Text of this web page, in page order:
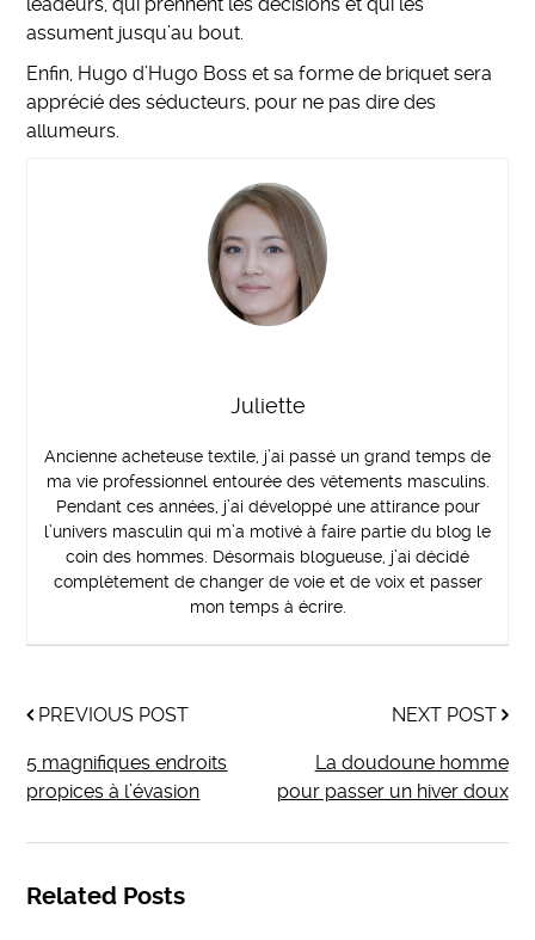
assument jusqu’au bout.
Enfin, Hugo d’Hugo Boss et sa forme de briquet sera
apprécié des séducteurs, pour ne pas dire des
allumeurs.
Juliette
Ancienne acheteuse textile, j’ai passé un grand temps de
ma vie professionnel entourée des vêtements masculins.
Pendant ces années, j’ai développé une attirance pour
l’univers masculin qui m’a motivé à faire partie du blog le
coin des hommes. Désormais blogueuse, j’ai décidé
complètement de changer de voie et de voix et passer
mon temps à écrire.
PREVIOUS POST
5 magnifiques endroits
propices à l’évasion
NEXT POST
La doudoune homme
pour passer un hiver doux
Related Posts